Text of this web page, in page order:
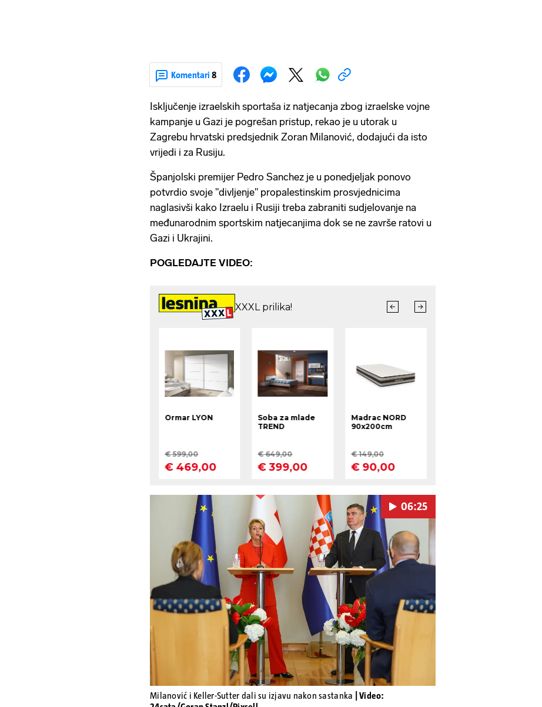
Komentari 8
Isključenje izraelskih sportaša iz natjecanja zbog izraelske vojne
kampanje u Gazi je pogrešan pristup, rekao je u utorak u
Zagrebu hrvatski predsjednik Zoran Milanović, dodajući da isto
vrijedi i za Rusiju.
Španjolski premijer Pedro Sanchez je u ponedjeljak ponovo
potvrdio svoje "divljenje" propalestinskim prosvjednicima
naglasivši kako Izraelu i Rusiji treba zabraniti sudjelovanje na
međunarodnim sportskim natjecanjima dok se ne završe ratovi u
Gazi i Ukrajini.
POGLEDAJTE VIDEO:
Pokretanje videa...
06:25
Milanović i Keller-Sutter dali su izjavu nakon sastanka
| Video: